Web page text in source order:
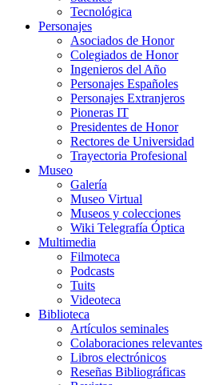
Tecnológica
Personajes
Asociados de Honor
Colegiados de Honor
Ingenieros del Año
Personajes Españoles
Personajes Extranjeros
Pioneras IT
Presidentes de Honor
Rectores de Universidad
Trayectoria Profesional
Museo
Galería
Museo Virtual
Museos y colecciones
Wiki Telegrafía Óptica
Multimedia
Filmoteca
Podcasts
Tuits
Videoteca
Biblioteca
Artículos seminales
Colaboraciones relevantes
Libros electrónicos
Reseñas Bibliográficas